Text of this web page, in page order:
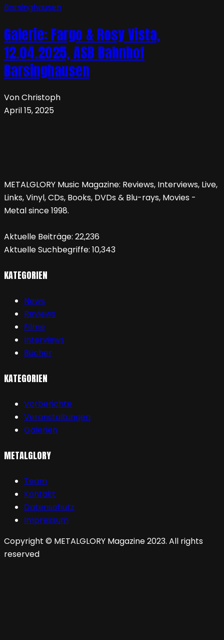
Galerie: Fargo & Rosy Vista,
12.04.2025, ASB Bahnhof
Barsinghausen
Von Christoph
April 15, 2025
METALGLORY Music Magazine: Reviews, Interviews, Live,
Links, Vinyl, CDs, Books, DVDs & Blu-rays, Movies -
Metal since 1998.
Aktuelle Beiträge: 22,236
Aktuelle Suchbegriffe: 10,343
KATEGORIEN
News
Reviews
Filme
Interviews
Bücher
KATEGORIEN
Vorberichte
Veranstaltungen
Galerien
METALGLORY
Team
Kontakt
Datenschutz
Impressum
Copyright © METALGLORY Magazine 2023. All rights
reserved